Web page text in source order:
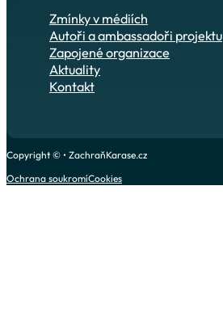
Zmínky v médiích
Autoři a ambassadoři projektu
Zapojené organizace
Aktuality
Kontakt
Copyright © • ZachraňKarase.cz
Ochrana soukromíCookies